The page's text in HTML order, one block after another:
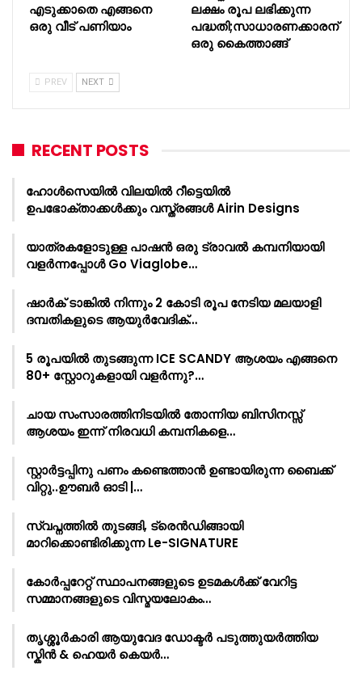
എടുക്കാതെ എങ്ങനെ
ഒരു വീട് പണിയാം
ലക്ഷം രൂപ ലഭിക്കുന്ന
പദ്ധതി;സാധാരണക്കാരന്
ഒരു കൈത്താങ്ങ്
PREV NEXT
RECENT POSTS
ഹോൾസെയിൽ വിലയിൽ റീട്ടെയിൽ
ഉപഭോക്താക്കൾക്കും വസ്ത്രങ്ങൾ Airin Designs
യാത്രകളോടുള്ള പാഷൻ ഒരു ട്രാവൽ കമ്പനിയായി
വളർന്നപ്പോൾ Go Viaglobe…
ഷാർക്‌ ടാങ്കിൽ നിന്നും 2 കോടി രൂപ നേടിയ മലയാളി
ദമ്പതികളുടെ ആയുർവേദിക്…
5 രൂപയിൽ തുടങ്ങുന്ന ICE SCANDY ആശയം എങ്ങനെ
80+ സ്റ്റോറുകളായി വളർന്നു?…
ചായ സംസാരത്തിനിടയിൽ തോന്നിയ ബിസിനസ്സ്
ആശയം ഇന്ന് നിരവധി കമ്പനികളെ…
സ്റ്റാർട്ടപ്പിനു പണം കണ്ടെത്താൻ ഉണ്ടായിരുന്ന ബൈക്ക്
വിറ്റു..ഊബർ ഓടി |…
സ്വപ്നത്തിൽ തുടങ്ങി, ട്രെൻഡിങ്ങായി
മാറിക്കൊണ്ടിരിക്കുന്ന Le-SIGNATURE
കോർപ്പറേറ്റ് സ്ഥാപനങ്ങളുടെ ഉടമകൾക്ക് വേറിട്ട
സമ്മാനങ്ങളുടെ വിസ്മയലോകം…
തൃശ്ശൂർകാരി ആയുവേദ ഡോക്ടർ പടുത്തുയർത്തിയ
സ്കിൻ & ഹെയർ കെയർ…